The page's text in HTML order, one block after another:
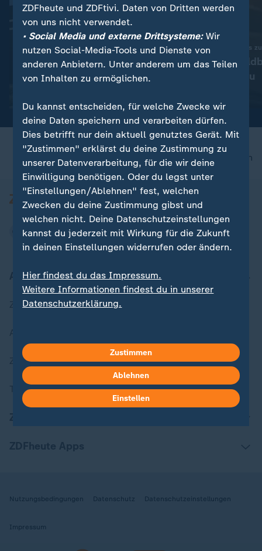
Zweites Quartal
Gewinn bei Daimler Truck
eingebrochen
Temperaturen von bis
Bulgarien:
für langen Stau
nach oben
Aktuell bei ZDFheute
Zuletzt veröffentlicht
ZDFheute Stories
Themen im Überblick
Nutzungsbedingungen Datenschutz Datenschutzeinstellungen
Impressum
ZDFheute und ZDFtivi. Daten von Dritten werden
von uns nicht verwendet.
• Social Media und externe Drittsysteme:Wir
nutzen Social-Media-Tools und Dienste von
anderen Anbietern. Unter anderem um das Teilen
von Inhalten zu ermöglichen.
Du kannst entscheiden, für welche Zwecke wir
deine Daten speichern und verarbeiten dürfen.
Dies betrifft nur dein aktuell genutztes Gerät. Mit
"Zustimmen" erklärst du deine Zustimmung zu
unserer Datenverarbeitung, für die wir deine
Einwilligung benötigen. Oder du legst unter
"Einstellungen/Ablehnen" fest, welchen
Zwecken du deine Zustimmung gibst und
welchen nicht. Deine Datenschutzeinstellungen
kannst du jederzeit mit Wirkung für die Zukunft
in deinen Einstellungen widerrufen oder ändern.
Hier findest du das Impressum.
Weitere Informationen findest du in unserer
Datenschutzerklärung.
Zustimmen
Ablehnen
Einstellen